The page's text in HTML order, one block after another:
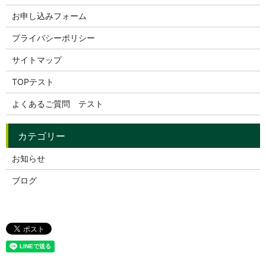
お申し込みフォーム
プライバシーポリシー
サイトマップ
TOPテスト
よくあるご質問 テスト
お知らせ
ブログ